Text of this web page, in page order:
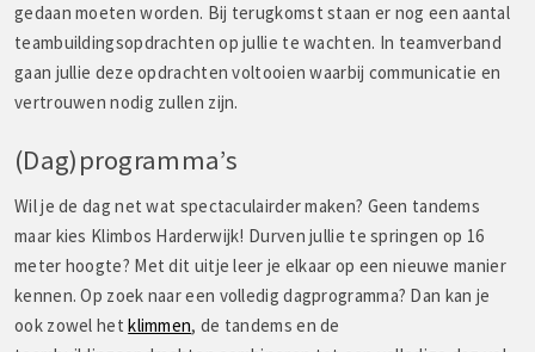
gedaan moeten worden. Bij terugkomst staan er nog een aantal
teambuildingsopdrachten op jullie te wachten. In teamverband
gaan jullie deze opdrachten voltooien waarbij communicatie en
vertrouwen nodig zullen zijn.
(Dag)programma’s
Wil je de dag net wat spectaculairder maken? Geen tandems
maar kies Klimbos Harderwijk! Durven jullie te springen op 16
meter hoogte? Met dit uitje leer je elkaar op een nieuwe manier
kennen. Op zoek naar een volledig dagprogramma? Dan kan je
ook zowel hetklimmen, de tandems en de